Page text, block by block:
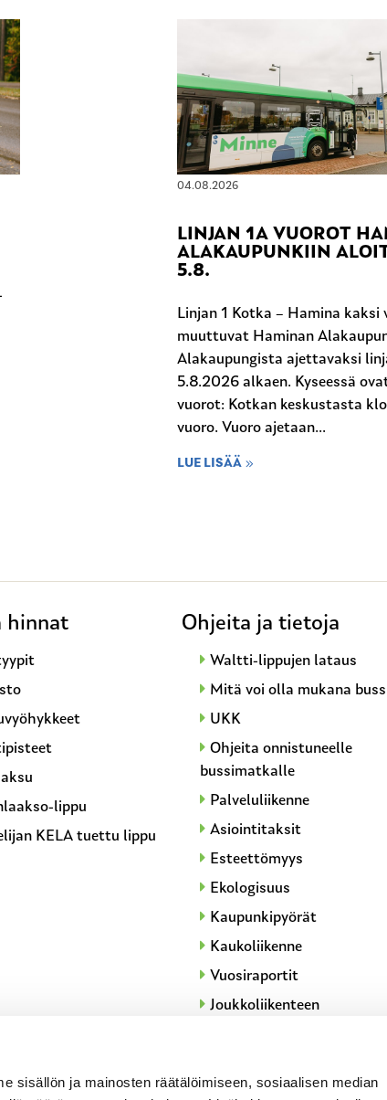
sisällön ja mainosten räätälöimiseen, sosiaalisen median
04.08.2026
LINJAN 1A VUOROT
ALAKAUPUNKIIN
5.8.
Linjan 1 Kotka – Hamina kaksi
muuttuvat Haminan
Alakaupungista ajettavaksi
5.8.2026 alkaen. Kyseessä
vuorot: Kotkan keskustasta
vuoro. Vuoro ajetaan...
LUE LISÄÄ
hinnat
lippu
KELA tuettu lippu
Ohjeita ja tietoja
Waltti-lippujen lataus
Mitä voi olla mukana
UKK
Ohjeita onnistuneelle
bussimatkalle
Palveluliikenne
Asiointitaksit
Esteettömyys
Ekologisuus
Kaupunkipyörät
Kaukoliikenne
Vuosiraportit
Joukkoliikenteen
Liikennepalvelun hankinta